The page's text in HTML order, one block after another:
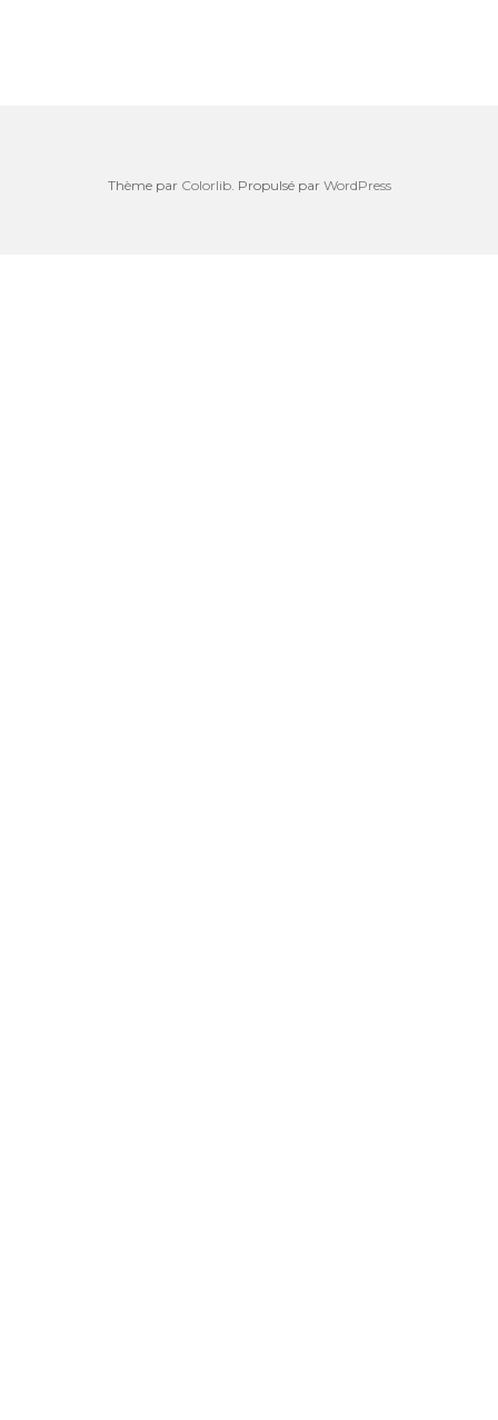
Thème par Colorlib. Propulsé par WordPress